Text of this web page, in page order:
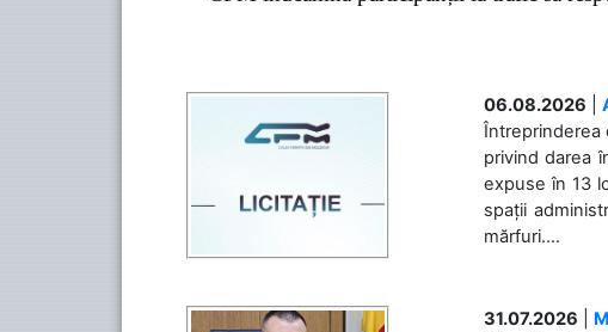
06.08.2026
Întreprinderea
privind darea
expuse în 13
spații
mărfuri....
31.07.2026